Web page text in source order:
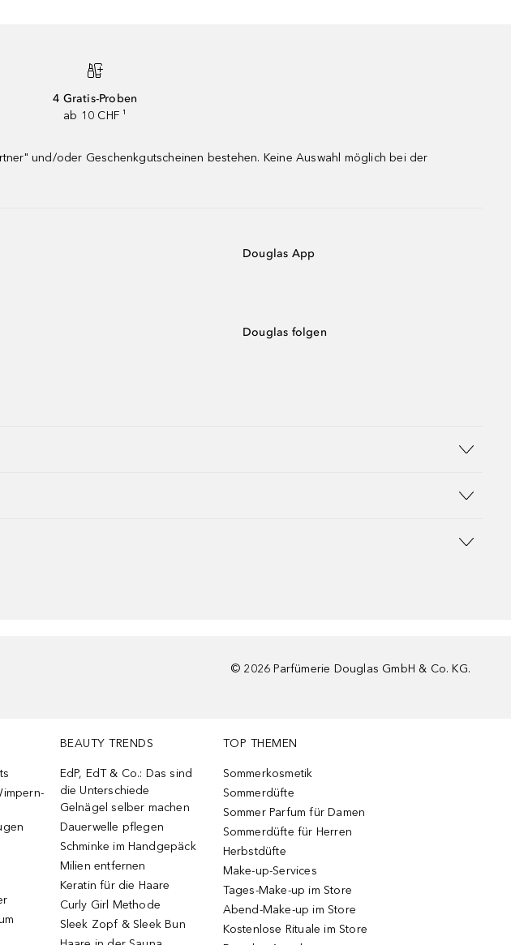
4 Gratis-Proben
ab 10 CHF ¹
und/oder Geschenkgutscheinen bestehen. Keine Auswahl möglich bei der
Douglas App
Douglas folgen
© 2026 Parfümerie Douglas GmbH & Co. KG.
BEAUTY TRENDS
EdP, EdT & Co.: Das sind
die Unterschiede
Gelnägel selber machen
Dauerwelle pflegen
Schminke im Handgepäck
Milien entfernen
Keratin für die Haare
Curly Girl Methode
Sleek Zopf & Sleek Bun
TOP THEMEN
Sommerkosmetik
Sommerdüfte
Sommer Parfum für Damen
Sommerdüfte für Herren
Herbstdüfte
Make-up-Services
Tages-Make-up im Store
Abend-Make-up im Store
Kostenlose Rituale im Store